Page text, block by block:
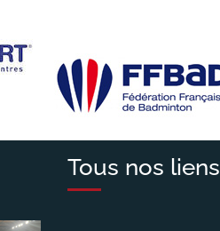
Tous nos liens